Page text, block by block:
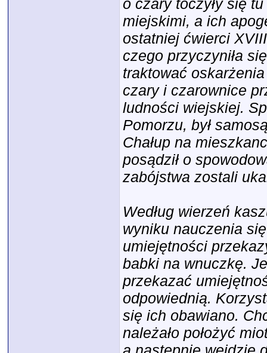
o czary toczyły się
miejskimi, a ich
ostatniej ćwierci
czego przyczyniła
traktować
czary i czarownice
ludności wiejskiej.
Pomorzu, był
Chałup na
posądził o
zabójstwa zostali
Według wierzeń
wyniku nauczenia
umiejętności
babki na wnuczkę.
przekazać
odpowiednią.
się ich obawiano.
należało położyć